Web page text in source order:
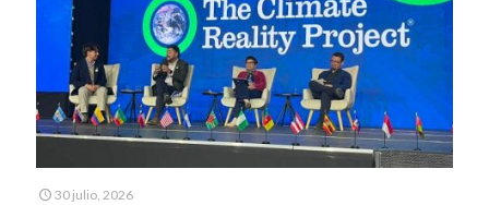
30 julio, 2026